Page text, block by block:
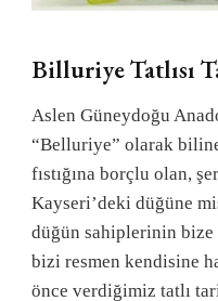
Billuriye Tatlısı
Aslen Güneydoğu
“Belluriye” olarak
fıstığına borçlu olan,
Kayseri’deki düğüne
düğün sahiplerinin bize
bizi resmen kendisine
önce verdiğimiz tatlı